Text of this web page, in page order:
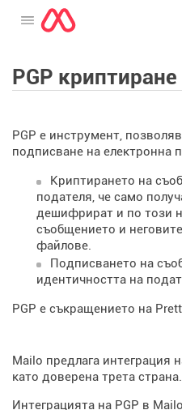
Отворете менюто
PGP криптиране
PGP е инструмент,
подписване на електронна
Криптирането на
подателя, че само
дешифрират и по този
съобщението и
файлове.
Подписването на
идентичността на
PGP е съкращението на
Mailo предлага интеграция
като доверена трета страна.
Интеграцията на PGP в